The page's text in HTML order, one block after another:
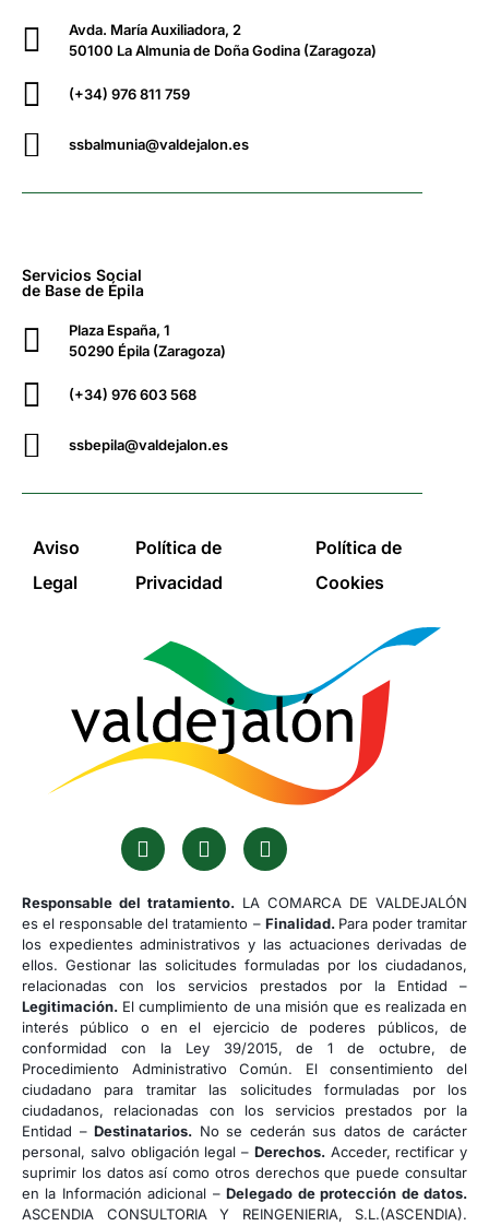
Avda. María Auxiliadora, 2
50100 La Almunia de Doña Godina (Zaragoza)
(+34) 976 811 759
ssbalmunia@valdejalon.es
Servicios Social
de Base de Épila
Plaza España, 1
50290 Épila (Zaragoza)
(+34) 976 603 568
ssbepila@valdejalon.es
Aviso
Legal
Política de
Privacidad
Política de
Cookies
Responsable del tratamiento. LA COMARCA DE VALDEJALÓN
es el responsable del tratamiento – Finalidad. Para poder tramitar
los expedientes administrativos y las actuaciones derivadas de
ellos. Gestionar las solicitudes formuladas por los ciudadanos,
relacionadas con los servicios prestados por la Entidad –
Legitimación. El cumplimiento de una misión que es realizada en
interés público o en el ejercicio de poderes públicos, de
conformidad con la Ley 39/2015, de 1 de octubre, de
Procedimiento Administrativo Común. El consentimiento del
ciudadano para tramitar las solicitudes formuladas por los
ciudadanos, relacionadas con los servicios prestados por la
Entidad –Destinatarios. No se cederán sus datos de carácter
personal, salvo obligación legal – Derechos.Acceder, rectificar y
suprimir los datos así como otros derechos que puede consultar
en la Información adicional –Delegado de protección de datos.
ASCENDIA CONSULTORIA Y REINGENIERIA, S.L.(ASCENDIA).